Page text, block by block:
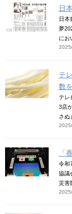
日
日本
夢
にお
テ
数
テレ
3店
さぬ
「
令和
協議
災害